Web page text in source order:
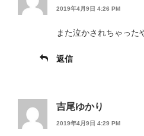
2019年4月9日 4:26 PM
また泣かされちゃった
返信
吉尾ゆかり
2019年4月9日 4:29 PM